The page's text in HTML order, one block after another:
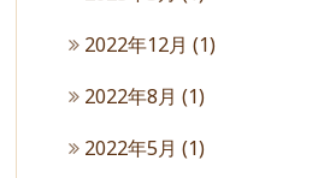
2022年12月 (1)
2022年8月 (1)
2022年5月 (1)